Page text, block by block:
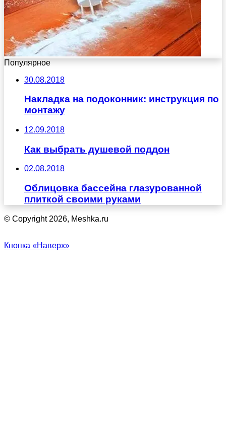
Популярное
30.08.2018
Накладка на подоконник: инструкция по
монтажу
12.09.2018
Как выбрать душевой поддон
02.08.2018
Облицовка бассейна глазурованной
плиткой своими руками
© Copyright 2026, Meshka.ru
Кнопка «Наверх»